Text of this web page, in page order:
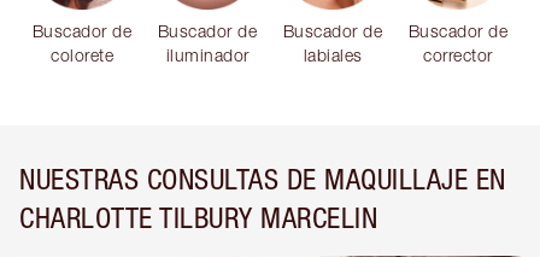
Buscador de
colorete
Buscador de
iluminador
Buscador de
labiales
Buscador de
corrector
NUESTRAS CONSULTAS DE MAQUILLAJE EN
CHARLOTTE TILBURY MARCELIN